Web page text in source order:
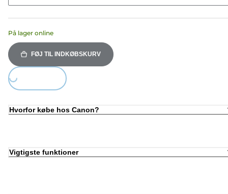
På lager online
FØJ TIL INDKØBSKURV
Loading...
Hvorfor købe hos Canon?
Vigtigste funktioner